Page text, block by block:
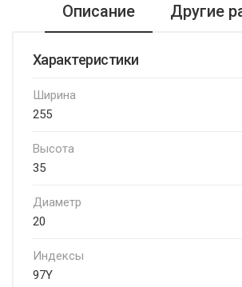
Описание Другие
Характеристики
Ширина
255
Высота
35
Диаметр
20
Индексы
97Y